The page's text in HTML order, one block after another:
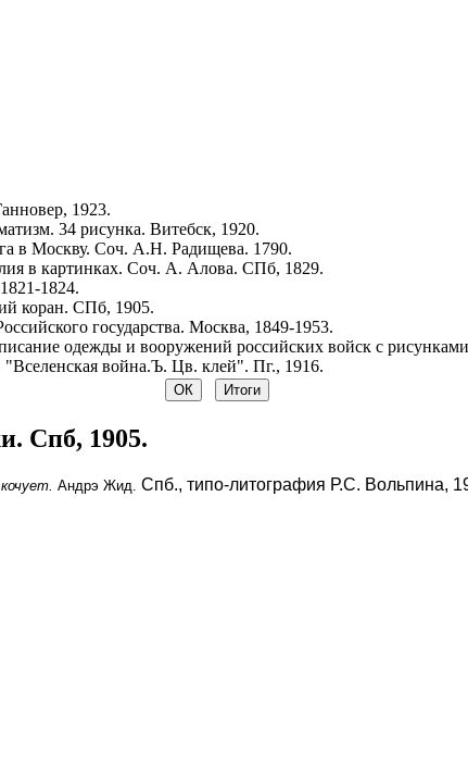
1923.
34 рисунка. Витебск, 1920.
в Москву. Соч. А.Н. Радищева. 1790.
в картинках. Соч. А. Алова. СПб, 1829.
1824.
коран. СПб, 1905.
государства. Москва, 1849-1953.
одежды и вооружений российских войск с
война.Ъ. Цв. клей". Пг., 1916.
Спб, 1905.
Андрэ Жид. Спб., типо-литография Р.С. Вольпина,